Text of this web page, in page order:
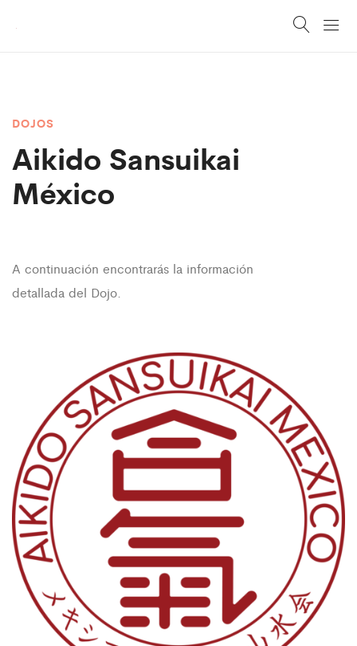
DOJOS
Aikido Sansuikai
México
A continuación encontrarás la información
detallada del Dojo.